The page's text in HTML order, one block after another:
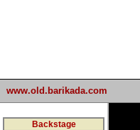
www.old.barikada.com
Backstage